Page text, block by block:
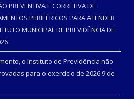
PREVENTIVA E CORRETIVA DE
PERIFÉRICOS PARA ATENDER
MUNICIPAL DE PREVIDÊNCIA DE
o Instituto de Previdência não
para o exercício de 2026 9 de